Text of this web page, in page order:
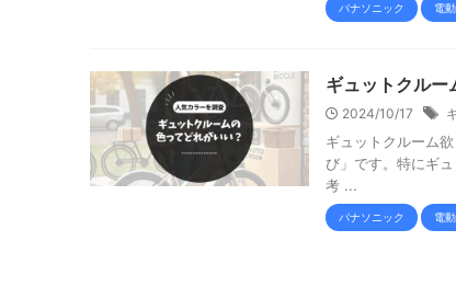
パナソニック 電
ギュットクルー
2024/10/17
ギュットクルーム
び」です。特にギ
考 ...
パナソニック 電